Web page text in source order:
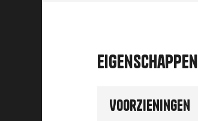
Eigenschappen
Voorzieningen